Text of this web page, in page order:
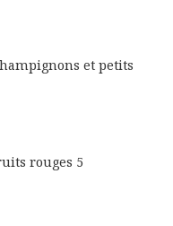
et petits
rouges 5